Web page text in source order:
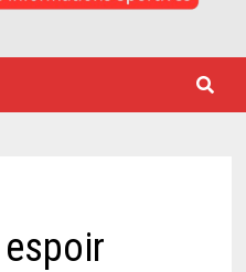
espoir